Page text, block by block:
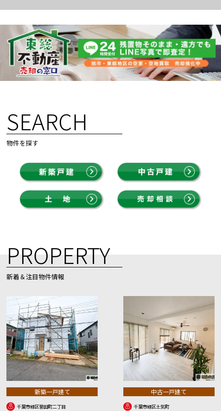
SEARCH
物件を探す
PROPERTY
新着＆注目物件情報
新築一戸建て
千葉市緑区誉田町二丁目
中古一戸建て
千葉市緑区土気町